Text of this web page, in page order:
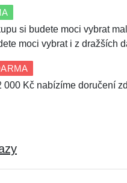
si budete moci vybrat
moci vybrat i z dražších
000 Kč nabízíme doručení